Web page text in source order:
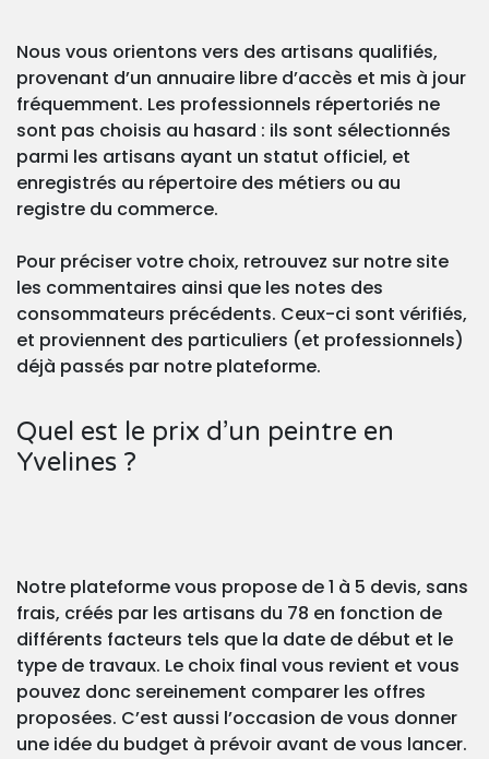
Nous vous orientons vers des artisans qualifiés,
provenant d’un annuaire libre d’accès et mis à jour
fréquemment. Les professionnels répertoriés ne
sont pas choisis au hasard : ils sont sélectionnés
parmi les artisans ayant un statut officiel, et
enregistrés au répertoire des métiers ou au
registre du commerce.
Pour préciser votre choix, retrouvez sur notre site
les commentaires ainsi que les notes des
consommateurs précédents. Ceux-ci sont vérifiés,
et proviennent des particuliers (et professionnels)
déjà passés par notre plateforme.
Quel est le prix d’un peintre en
Yvelines ?
Notre plateforme vous propose de 1 à 5 devis, sans
frais, créés par les artisans du 78 en fonction de
différents facteurs tels que la date de début et le
type de travaux. Le choix final vous revient et vous
pouvez donc sereinement comparer les offres
proposées. C’est aussi l’occasion de vous donner
une idée du budget à prévoir avant de vous lancer.